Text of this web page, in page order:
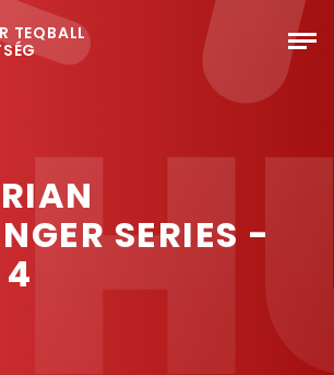
TEQBALL
SERIES -